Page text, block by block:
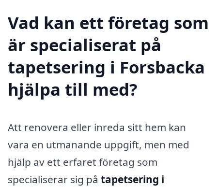
Vad kan ett företag som
är specialiserat på
tapetsering i Forsbacka
hjälpa till med?
Att renovera eller inreda sitt hem kan
vara en utmanande uppgift, men med
hjälp av ett erfaret företag som
specialiserar sig på tapetsering i